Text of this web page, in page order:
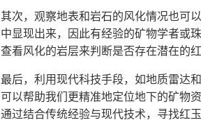
其次，观察地表和岩石的风化情况也可
中显现出来，因此有经验的矿物学者或
查看风化的岩层来判断是否存在潜在的红
最后，利用现代科技手段，如地质雷达
可以帮助我们更精准地定位地下的矿物
通过结合传统经验与现代技术，寻找红